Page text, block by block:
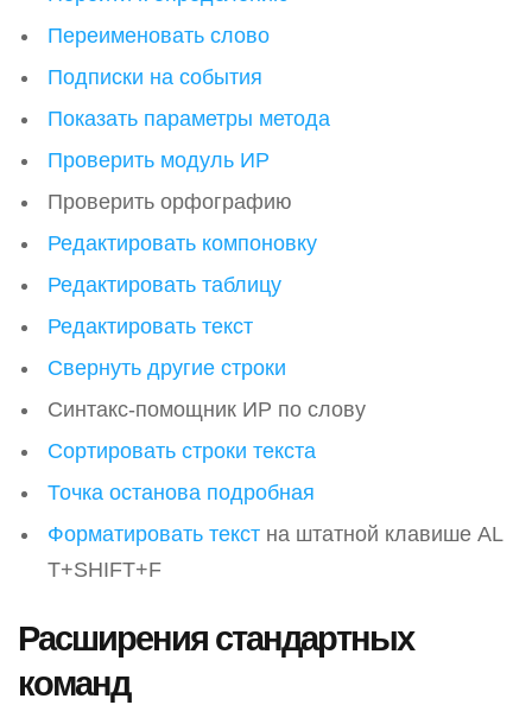
Переименовать слово
Подписки на события
Показать параметры метода
Проверить модуль ИР
Проверить орфографию
Редактировать компоновку
Редактировать таблицу
Редактировать текст
Свернуть другие строки
Синтакс-помощник ИР по слову
Сортировать строки текста
Точка останова подробная
Форматировать текст на штатной клавише AL
T+SHIFT+F
Расширения стандартных
команд